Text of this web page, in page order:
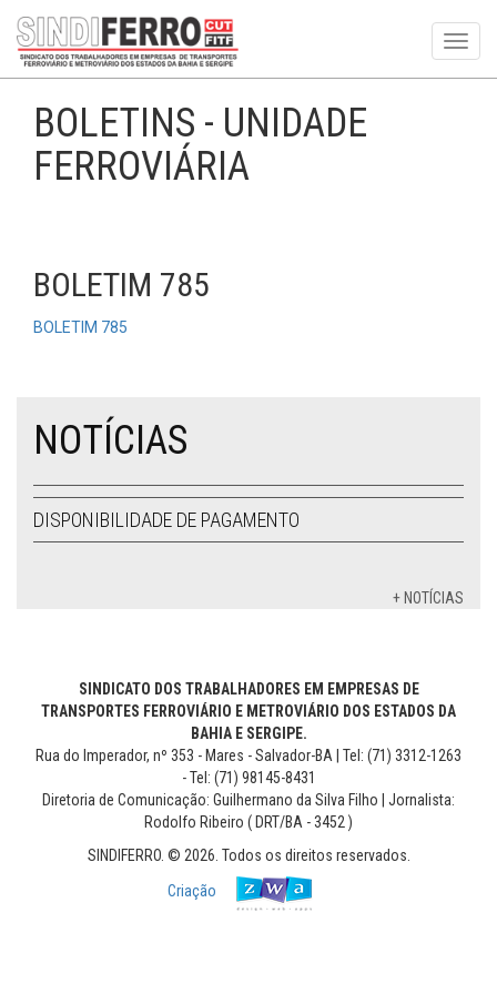
BOLETINS - UNIDADE
FERROVIÁRIA
BOLETIM 785
BOLETIM 785
NOTÍCIAS
DISPONIBILIDADE DE PAGAMENTO
+ NOTÍCIAS
SINDICATO DOS TRABALHADORES EM EMPRESAS DE
TRANSPORTES FERROVIÁRIO E METROVIÁRIO DOS ESTADOS DA
BAHIA E SERGIPE.
Rua do Imperador, nº 353 - Mares - Salvador-BA | Tel: (71) 3312-1263
- Tel: (71) 98145-8431
Diretoria de Comunicação: Guilhermano da Silva Filho | Jornalista:
Rodolfo Ribeiro ( DRT/BA - 3452 )
SINDIFERRO. © 2026. Todos os direitos reservados.
Criação